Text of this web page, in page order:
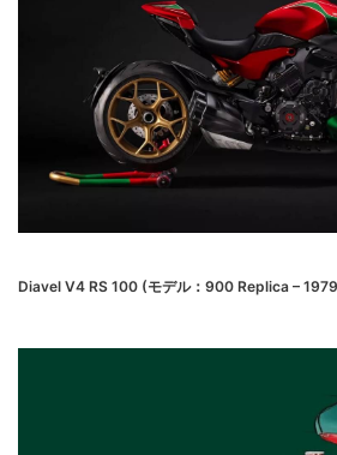
Diavel V4 RS 100 (モデル：900 Replica –